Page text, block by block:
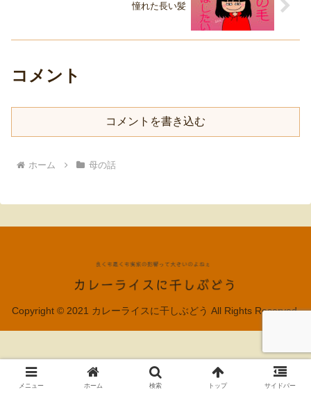
憧れた長い髪
コメント
コメントを書き込む
ホーム 母の話
Copyright © 2021 カレーライスに干しぶどう All Rights Reserved.
メニュー ホーム 検索 トップ サイドバー